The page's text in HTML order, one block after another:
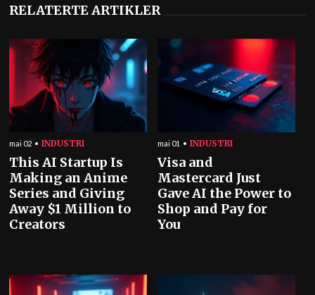
RELATERTE ARTIKLER
mai 02 INDUSTRI
This AI Startup Is
Making an Anime
Series and Giving
Away $1 Million to
Creators
mai 01 INDUSTRI
Visa and
Mastercard Just
Gave AI the Power to
Shop and Pay for
You